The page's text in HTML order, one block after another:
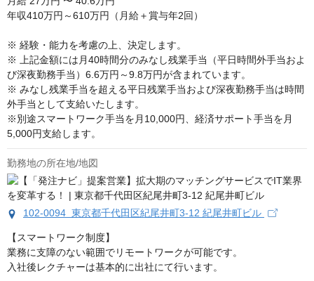
年収410万円～610万円（月給＋賞与年2回）
※ 経験・能力を考慮の上、決定します。
※ 上記金額には月40時間分のみなし残業手当（平日時間外手当およ
び深夜勤務手当）6.6万円～9.8万円が含まれています。
※ みなし残業手当を超える平日残業手当および深夜勤務手当は時間
外手当として支給いたします。
※別途スマートワーク手当を月10,000円、経済サポート手当を月
5,000円支給します。
勤務地の所在地/地図
102-0094 東京都千代田区紀尾井町3-12 紀尾井町ビル
【スマートワーク制度】
業務に支障のない範囲でリモートワークが可能です。
入社後レクチャーは基本的に出社にて行います。